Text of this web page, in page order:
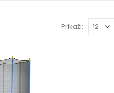
Prikaži: